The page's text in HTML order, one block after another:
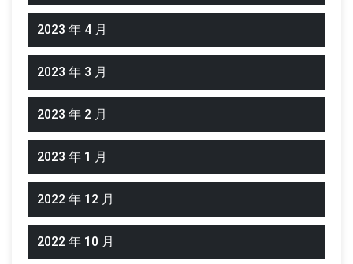
2023 年 4 月
2023 年 3 月
2023 年 2 月
2023 年 1 月
2022 年 12 月
2022 年 10 月